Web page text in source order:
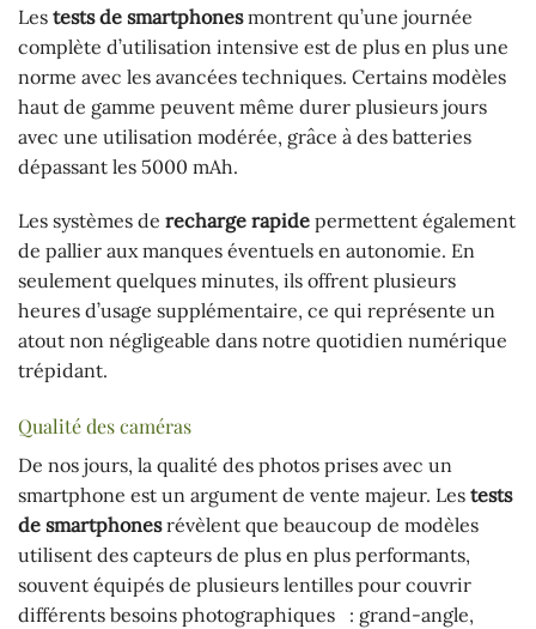
Les tests de smartphonesmontrent qu’une journée
complète d’utilisation intensive est de plus en plus une
norme avec les avancées techniques. Certains modèles
haut de gamme peuvent même durer plusieurs jours
avec une utilisation modérée, grâce à des batteries
dépassant les 5000 mAh.
Les systèmes de recharge rapide permettent également
de pallier aux manques éventuels en autonomie. En
seulement quelques minutes, ils offrent plusieurs
heures d’usage supplémentaire, ce qui représente un
atout non négligeable dans notre quotidien numérique
trépidant.
Qualité des caméras
De nos jours, la qualité des photos prises avec un
smartphone est un argument de vente majeur. Les tests
de smartphonesrévèlent que beaucoup de modèles
utilisent des capteurs de plus en plus performants,
souvent équipés de plusieurs lentilles pour couvrir
différents besoins photographiques : grand-angle,